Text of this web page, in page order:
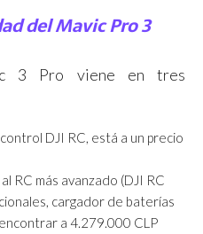
del Mavic Pro 3
3 Pro viene en tres
DJI RC, está a un precio
RC más avanzado (DJI RC
cargador de baterías
a 4.279.000 CLP